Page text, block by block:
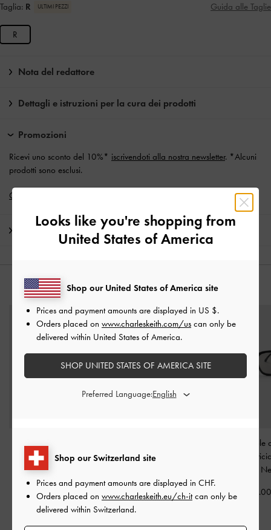
Taglia: R ULTIMI PEZZI Guida alle Taglie
R
Nota del redattore
Dettagli e istruzioni per la cura dei prodotti
Promozioni
Ricevi uno sconto del 10%* iscrivendoti alla nostra newsletter. *Alcuni
prodotti sono esclusi.
Consegna standard gratuita su tutti gli ordini superiori a CHF129.00.
YOU MAY ALSO LIKE
farfalla in acetato
riciclato Renee
CHF85.00
a farfalla Gabine
CHF105.00
Occhiali da sole
in acetato
CHF79.00
Looks like you're shopping from
United States of America
Shop our Switzerland site
Prices and payment amounts are displayed in CHF.
Orders placed on www.charleskeith.eu/ch-itcan only be
delivered within Switzerland.
Shop our United States of America site
Prices and payment amounts are displayed in US $.
Orders placed on www.charleskeith.com/us can only be
delivered within United States of America.
SHOP UNITED STATES OF AMERICA SITE
Preferred Language: